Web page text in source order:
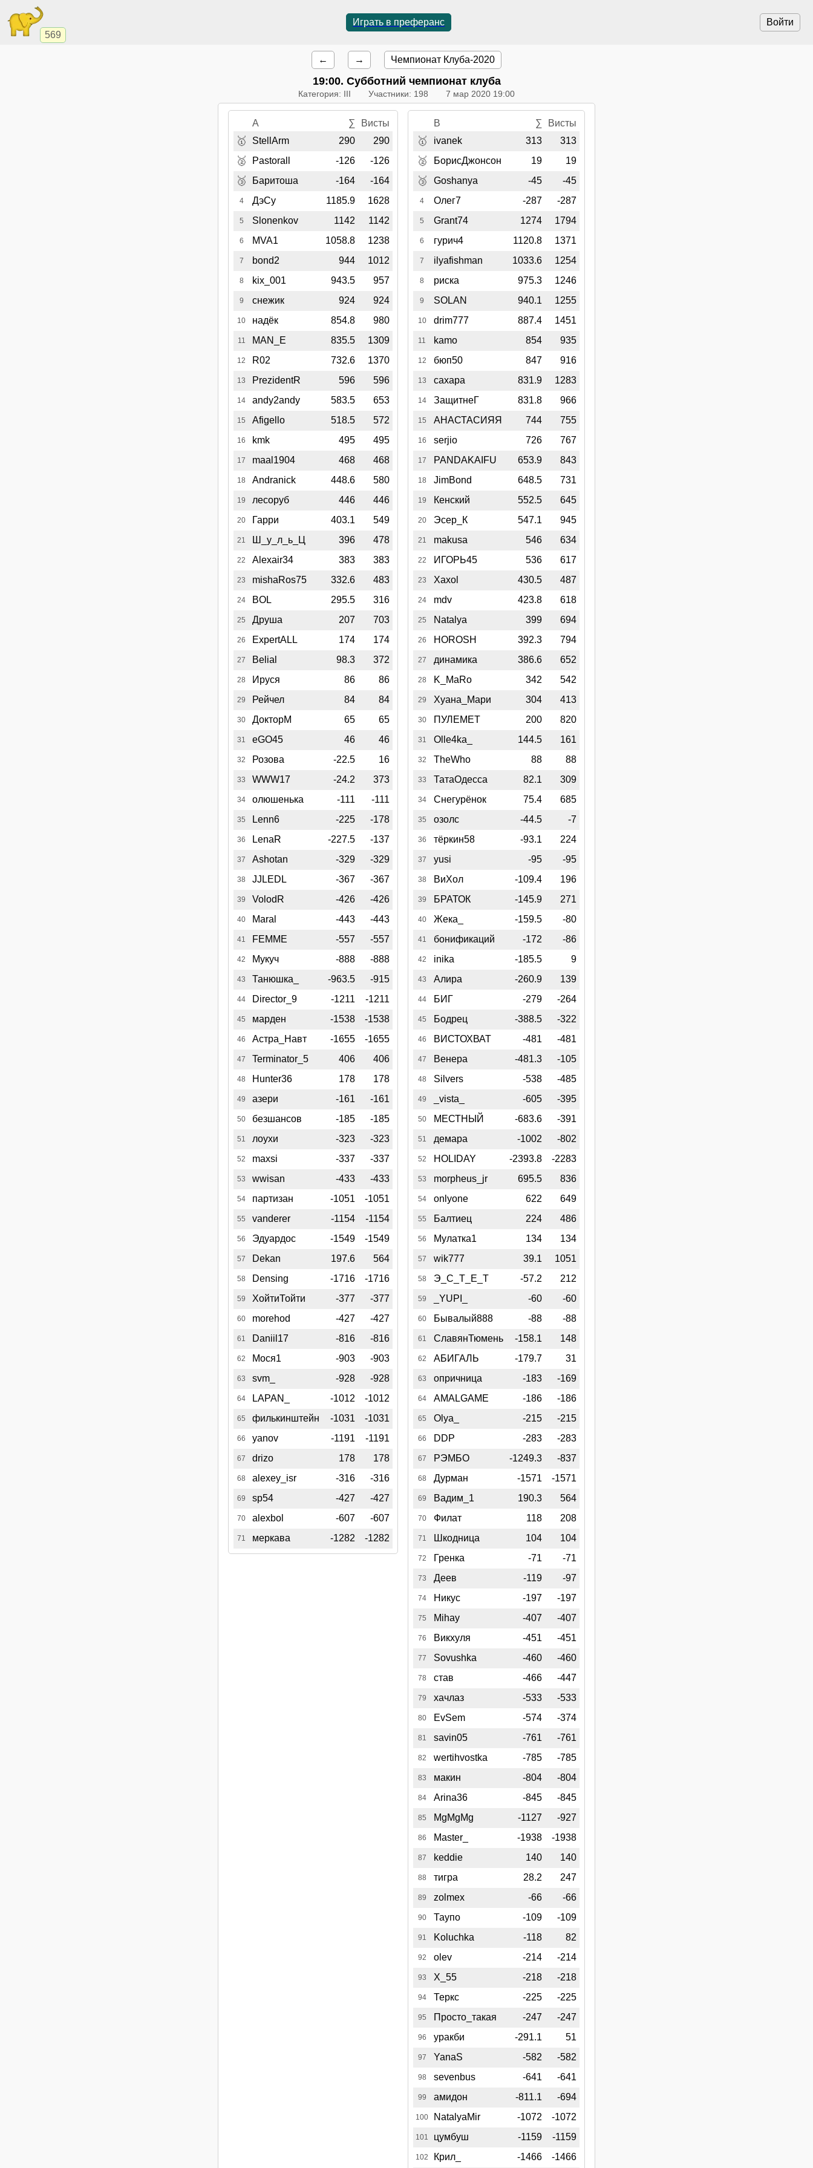
569
Войти
Играть в преферанс
← → Чемпионат Клуба-2020
19:00. Субботний чемпионат клуба
Категория: III Участники: 198 7 мар 2020 19:00
A ∑ Висты
🥇 StellArm 290 290
🥈 Pastorall -126 -126
🥉 Баритоша -164 -164
4 ДэСу 1185.9 1628
5 Slonenkov 1142 1142
6 MVA1 1058.8 1238
7 bond2 944 1012
8 kix_001 943.5 957
9 снежик 924 924
10 надёк 854.8 980
11 MAN_E 835.5 1309
12 R02 732.6 1370
13 PrezidentR 596 596
14 andy2andy 583.5 653
15 Afigello 518.5 572
16 kmk 495 495
17 maal1904 468 468
18 Andranick 448.6 580
19 лесоруб 446 446
20 Гарри 403.1 549
21 Ш_у_л_ь_Ц 396 478
22 Alexair34 383 383
23 mishaRos75 332.6 483
24 BOL 295.5 316
25 Друша 207 703
26 ExpertALL 174 174
27 Belial 98.3 372
28 Ируся 86 86
29 Рейчел 84 84
30 ДокторМ 65 65
31 eGO45 46 46
32 Розова -22.5 16
33 WWW17 -24.2 373
34 олюшенька -111 -111
35 Lenn6 -225 -178
36 LenaR -227.5 -137
37 Ashotan -329 -329
38 JJLEDL -367 -367
39 VolodR -426 -426
40 Maral -443 -443
41 FEMME -557 -557
42 Мукуч -888 -888
43 Танюшка_ -963.5 -915
44 Director_9 -1211 -1211
45 марден -1538 -1538
46 Астра_Навт -1655 -1655
47 Terminator_5 406 406
48 Hunter36 178 178
49 азери -161 -161
50 безшансов -185 -185
51 лоухи -323 -323
52 maxsi -337 -337
53 wwisan -433 -433
54 партизан -1051 -1051
55 vanderer -1154 -1154
56 Эдуардос -1549 -1549
57 Dekan 197.6 564
58 Densing -1716 -1716
59 ХойтиТойти -377 -377
60 morehod -427 -427
61 Daniil17 -816 -816
62 Мося1 -903 -903
63 svm_ -928 -928
64 LAPAN_ -1012 -1012
65 филькинштейн -1031 -1031
66 yanov -1191 -1191
67 drizo 178 178
68 alexey_isr -316 -316
69 sp54 -427 -427
70 alexbol -607 -607
71 меркава -1282 -1282
B ∑ Висты
🥇 ivanek 313 313
🥈 БорисДжонсон 19 19
🥉 Goshanya -45 -45
4 Олег7 -287 -287
5 Grant74 1274 1794
6 гурич4 1120.8 1371
7 ilyafishman 1033.6 1254
8 риска 975.3 1246
9 SOLAN 940.1 1255
10 drim777 887.4 1451
11 kamo 854 935
12 бюп50 847 916
13 сахара 831.9 1283
14 ЗащитнеГ 831.8 966
15 АНАСТАСИЯЯ 744 755
16 serjio 726 767
17 PANDAKAIFU 653.9 843
18 JimBond 648.5 731
19 Кенский 552.5 645
20 Эсер_К 547.1 945
21 makusa 546 634
22 ИГОРЬ45 536 617
23 Xaxol 430.5 487
24 mdv 423.8 618
25 Natalya 399 694
26 HOROSH 392.3 794
27 динамика 386.6 652
28 K_MaRo 342 542
29 Хуана_Мари 304 413
30 ПУЛЕМЕТ 200 820
31 Olle4ka_ 144.5 161
32 TheWho 88 88
33 ТатаОдесса 82.1 309
34 Снегурёнок 75.4 685
35 озолс -44.5 -7
36 тёркин58 -93.1 224
37 yusi -95 -95
38 ВиХол -109.4 196
39 БРАТОК -145.9 271
40 Жека_ -159.5 -80
41 бонификаций -172 -86
42 inika -185.5 9
43 Алира -260.9 139
44 БИГ -279 -264
45 Бодрец -388.5 -322
46 ВИСТОХВАТ -481 -481
47 Венера -481.3 -105
48 Silvers -538 -485
49 _vista_ -605 -395
50 МЕСТНЫЙ -683.6 -391
51 демара -1002 -802
52 HOLIDAY -2393.8 -2283
53 morpheus_jr 695.5 836
54 onlyone 622 649
55 Балтиец 224 486
56 Мулатка1 134 134
57 wik777 39.1 1051
58 Э_С_Т_Е_Т -57.2 212
59 _YUPI_ -60 -60
60 Бывалый888 -88 -88
61 СлавянТюмень -158.1 148
62 АБИГАЛЬ -179.7 31
63 опричница -183 -169
64 AMALGAME -186 -186
65 Olya_ -215 -215
66 DDP -283 -283
67 РЭМБО -1249.3 -837
68 Дурман -1571 -1571
69 Вадим_1 190.3 564
70 Филат 118 208
71 Шкодница 104 104
72 Гренка -71 -71
73 Деев -119 -97
74 Никус -197 -197
75 Mihay -407 -407
76 Викхуля -451 -451
77 Sovushka -460 -460
78 став -466 -447
79 хачлаз -533 -533
80 EvSem -574 -374
81 savin05 -761 -761
82 wertihvostka -785 -785
83 макин -804 -804
84 Arina36 -845 -845
85 MgMgMg -1127 -927
86 Master_ -1938 -1938
87 keddie 140 140
88 тигра 28.2 247
89 zolmex -66 -66
90 Таупо -109 -109
91 Koluchka -118 82
92 olev -214 -214
93 X_55 -218 -218
94 Теркс -225 -225
95 Просто_такая -247 -247
96 уракби -291.1 51
97 YanaS -582 -582
98 sevenbus -641 -641
99 амидон -811.1 -694
100 NatalyaMir -1072 -1072
101 цумбуш -1159 -1159
102 Крил_ -1466 -1466